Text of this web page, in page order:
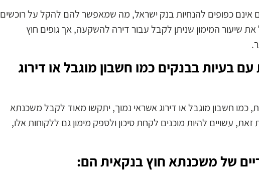
אינם כפופים להנחיות בנק ישראל, מה שמאפשר להם להקל על רוכשים
שיעור המימון שניתן לקבל עבור דירה להשקעה, אך גופים חוץ
בעיות בבנקים כמו חשבון מוגבל או דירוג
כמו חשבון מוגבל או דירוג אשראי נמוך, יתקשו מאוד לקבל משכנתא
עשויים להיות מוכנים לקחת סיכון ולספק מימון גם ללקוחות אלו,
של משכנתא חוץ בנקאית הם: